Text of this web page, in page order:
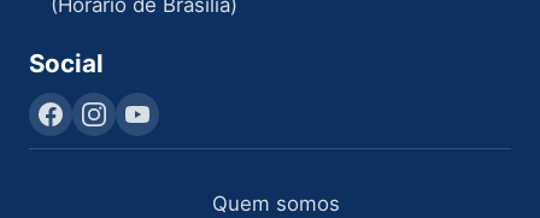
(Horário de Brasília)
Social
Quem somos